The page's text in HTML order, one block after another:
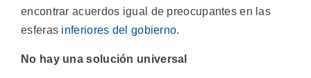
encontrar acuerdos igual de preocupantes en las
esferas inferiores del gobierno.
No hay una solución universal